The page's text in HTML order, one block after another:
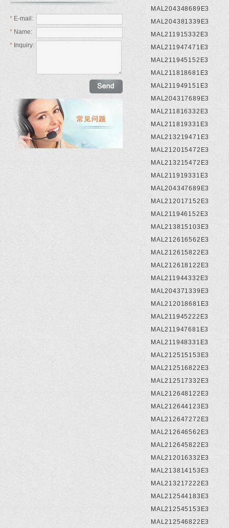
* E-mail:
* Name:
* Inquiry:
MAL204348689E3
MAL204381339E3
MAL211915332E3
MAL211947471E3
MAL211945152E3
MAL211818681E3
MAL211949151E3
MAL204317689E3
MAL211816332E3
MAL211819331E3
MAL213219471E3
MAL212015472E3
MAL213215472E3
MAL211919331E3
MAL204347689E3
MAL212017152E3
MAL211946152E3
MAL213815103E3
MAL212616562E3
MAL212615822E3
MAL212618122E3
MAL211944332E3
MAL204371339E3
MAL212018681E3
MAL211945222E3
MAL211947681E3
MAL211948331E3
MAL212515153E3
MAL212516822E3
MAL212517332E3
MAL212648122E3
MAL212644123E3
MAL212647272E3
MAL212646562E3
MAL212645822E3
MAL212016332E3
MAL213814153E3
MAL213217222E3
MAL212544183E3
MAL212545153E3
MAL212546822E3